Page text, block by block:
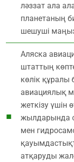
ләззат ала
планетаның
шешуші
Аляска
штаттың
көлік
авиациялық
жеткізу
жылдарында
мен
атқаруды